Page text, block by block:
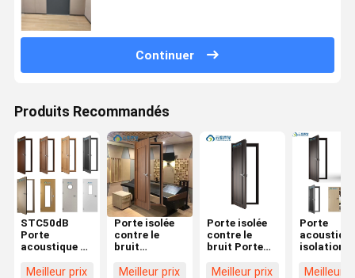
Continuer
Produits Recommandés
STC50dB
Porte
acoustique 1
d'incendie
Meilleur prix
Porte isolée
contre le
bruit
Porte
Meilleur prix
Porte isolée
contre le
bruit Porte
pour studio
Meilleur prix
Porte
isolation
Porte à 30
Meilleur